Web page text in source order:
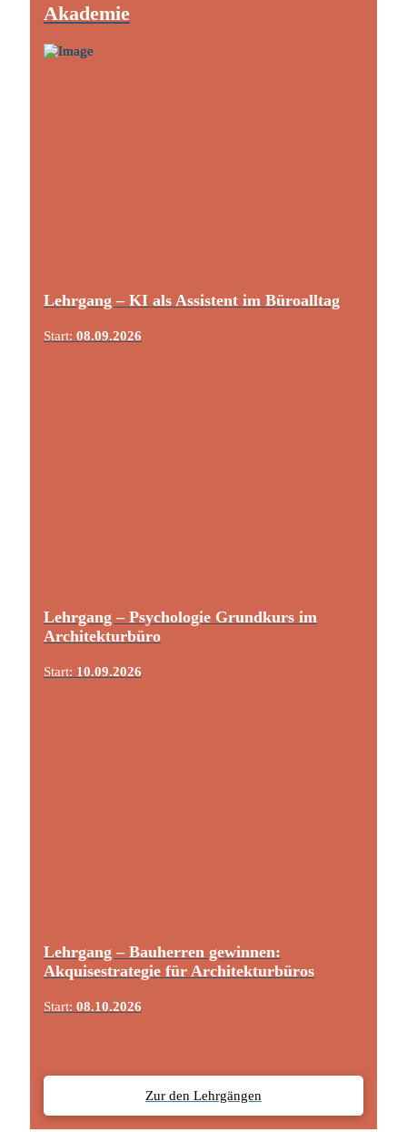
Akademie
Lehrgang – KI als Assistent im Büroalltag
Start: 08.09.2026
Lehrgang – Psychologie Grundkurs im
Architekturbüro
Start: 10.09.2026
Lehrgang – Bauherren gewinnen:
Akquisestrategie für Architekturbüros
Start: 08.10.2026
Zur den Lehrgängen